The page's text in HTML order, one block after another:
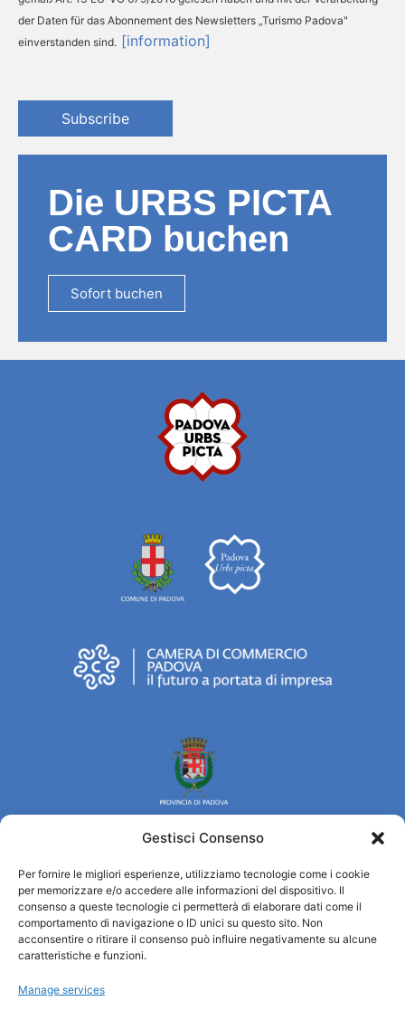
Gestisci Consenso
Per fornire le migliori esperienze, utilizziamo tecnologie come i cookie
per memorizzare e/o accedere alle informazioni del dispositivo. Il
consenso a queste tecnologie ci permetterà di elaborare dati come il
comportamento di navigazione o ID unici su questo sito. Non
acconsentire o ritirare il consenso può influire negativamente su alcune
caratteristiche e funzioni.
Manage services
der Daten für das Abonnement des Newsletters „Turismo Padova"
einverstanden sind. [information]
Subscribe
Die URBS PICTA
CARD buchen
Sofort buchen
Turismo Padova
Wer sind wir
Informationsbüro und touristenempfang / IAT
Cookie Policy (UE)